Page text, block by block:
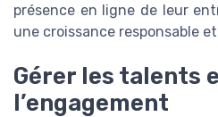
présence en ligne de leur
une croissance responsable
Gérer les talents
l’engagement